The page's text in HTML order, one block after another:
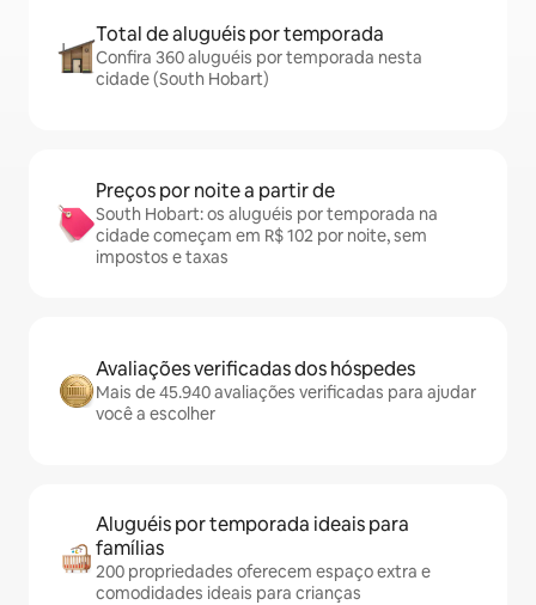
Total de aluguéis por temporada
Confira 360 aluguéis por temporada nesta
cidade (South Hobart)
Preços por noite a partir de
South Hobart: os aluguéis por temporada na
cidade começam em R$ 102 por noite, sem
impostos e taxas
Avaliações verificadas dos hóspedes
Mais de 45.940 avaliações verificadas para ajudar
você a escolher
Aluguéis por temporada ideais para
famílias
200 propriedades oferecem espaço extra e
comodidades ideais para crianças